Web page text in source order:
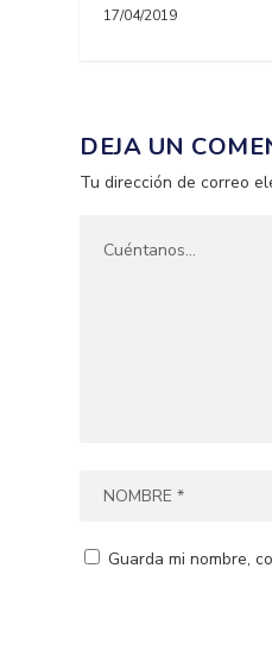
17/04/2019
DEJA UN
Tu dirección de correo
Guarda mi nombre,